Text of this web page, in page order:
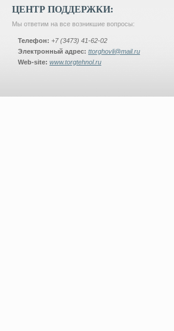
ЦЕНТР ПОДДЕРЖКИ:
Мы ответим на все возникшие вопросы:
Телефон: +7 (3473) 41-62-02
Электронный адрес: ttorghovli@mail.ru
Web-site: www.torgtehnol.ru